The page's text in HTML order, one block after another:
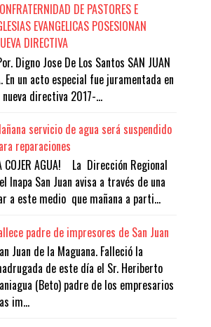
DE PASTORES E
EVANGELICAS POSESIONAN
DIRECTIVA
Digno Jose De Los Santos SAN JUAN
En un acto especial fue juramentada en
directiva 2017-...
servicio de agua será suspendido
reparaciones
COJER AGUA! La Dirección Regional
Inapa San Juan avisa a través de una
a este medio que mañana a parti...
padre de impresores de San Juan
Juan de la Maguana. Falleció la
de este día el Sr. Heriberto
(Beto) padre de los empresarios
im...